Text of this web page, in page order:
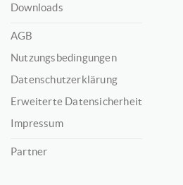
Downloads
AGB
Nutzungsbedingungen
Datenschutzerklärung
Erweiterte Datensicherheit
Impressum
Partner